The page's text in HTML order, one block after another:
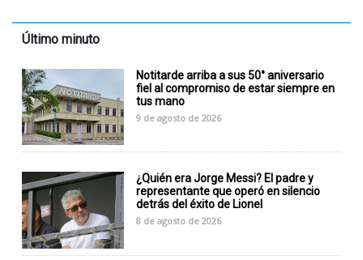
Último minuto
Notitarde arriba a sus 50° aniversario
fiel al compromiso de estar siempre en
tus mano
9 de agosto de 2026
¿Quién era Jorge Messi? El padre y
representante que operó en silencio
detrás del éxito de Lionel
8 de agosto de 2026